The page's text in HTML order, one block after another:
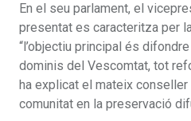
En el seu parlament, el
presentat es caracteritza per
“l’objectiu principal és
dominis del Vescomtat, tot
ha explicat el mateix
comunitat en la preservació